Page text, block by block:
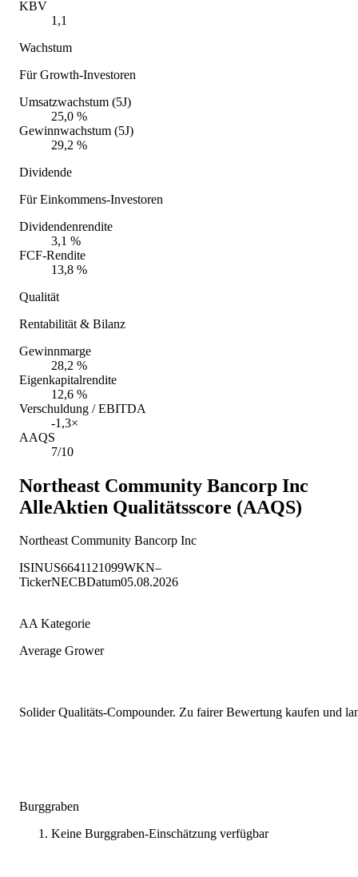
KBV
1,1
Wachstum
Für Growth-Investoren
Umsatzwachstum (5J)
25,0 %
Gewinnwachstum (5J)
29,2 %
Dividende
Für Einkommens-Investoren
Dividendenrendite
3,1 %
FCF-Rendite
13,8 %
Qualität
Rentabilität & Bilanz
Gewinnmarge
28,2 %
Eigenkapitalrendite
12,6 %
Verschuldung / EBITDA
-1,3×
AAQS
7/10
Northeast Community Bancorp Inc
AlleAktien Qualitätsscore (AAQS)
Northeast Community Bancorp Inc
ISINUS6641121099WKN–
TickerNECBDatum05.08.2026
AA Kategorie
Average Grower
Solider Qualitäts-Compounder. Zu fairer Bewertung kaufen und
Burggraben
Keine Burggraben-Einschätzung verfügbar